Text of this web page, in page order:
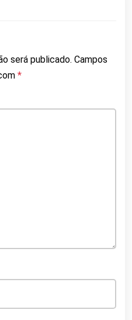
será publicado. Campos
*